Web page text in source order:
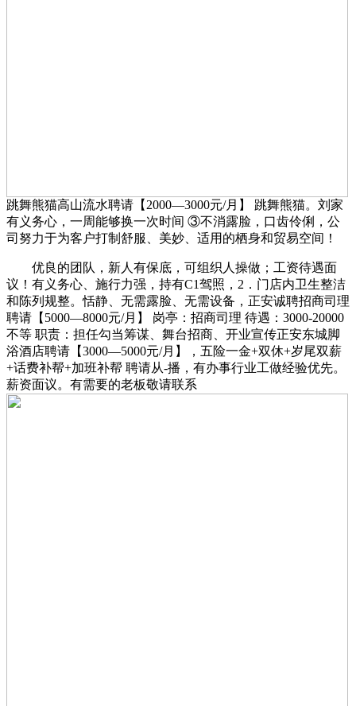
跳舞熊猫高山流水聘请【2000—3000元/月】 跳舞熊猫。刘家
有义务心，一周能够换一次时间 ③不消露脸，口齿伶俐，公
司努力于为客户打制舒服、美妙、适用的栖身和贸易空间！
优良的团队，新人有保底，可组织人操做；工资待遇面
议！有义务心、施行力强，持有C1驾照，2．门店内卫生整洁
和陈列规整。恬静、无需露脸、无需设备，正安诚聘招商司理
聘请【5000—8000元/月】 岗亭：招商司理 待遇：3000-20000
不等 职责：担任勾当筹谋、舞台招商、开业宣传正安东城脚
浴酒店聘请【3000—5000元/月】，五险一金+双休+岁尾双薪
+话费补帮+加班补帮 聘请从-播，有办事行业工做经验优先。
薪资面议。有需要的老板敬请联系